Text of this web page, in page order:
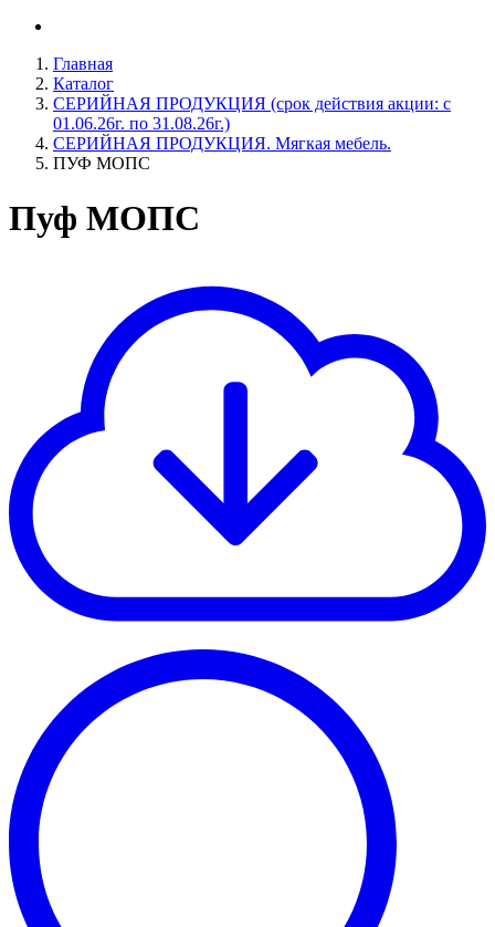
Главная
Каталог
СЕРИЙНАЯ ПРОДУКЦИЯ (срок действия акции: с
01.06.26г. по 31.08.26г.)
СЕРИЙНАЯ ПРОДУКЦИЯ. Мягкая мебель.
ПУФ МОПС
Пуф МОПС